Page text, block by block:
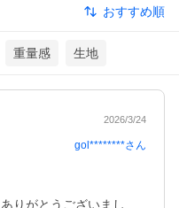
おすすめ順
重量感 生地
2026/3/24
gol********さん
りがとうございまし